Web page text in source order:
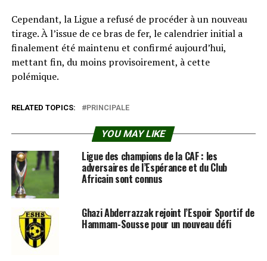
Cependant, la Ligue a refusé de procéder à un nouveau
tirage. À l’issue de ce bras de fer, le calendrier initial a
finalement été maintenu et confirmé aujourd’hui,
mettant fin, du moins provisoirement, à cette
polémique.
RELATED TOPICS: PRINCIPALE
YOU MAY LIKE
Ligue des champions de la CAF : les
adversaires de l’Espérance et du Club
Africain sont connus
Ghazi Abderrazzak rejoint l’Espoir Sportif de
Hammam-Sousse pour un nouveau défi